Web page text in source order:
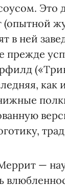
Это
в ней
прежде
как
—